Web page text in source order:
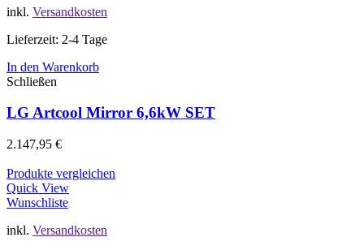
inkl. Versandkosten
Lieferzeit: 2-4 Tage
In den Warenkorb
Schließen
LG Artcool Mirror 6,6kW SET
2.147,95 €
Produkte vergleichen
Quick View
Wunschliste
inkl. Versandkosten